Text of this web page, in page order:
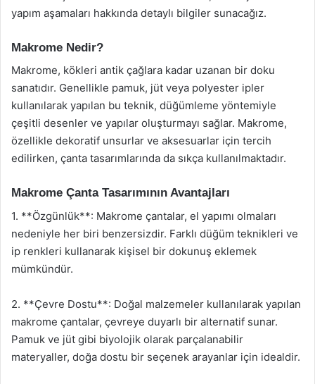
yapım aşamaları hakkında detaylı bilgiler sunacağız.
Makrome Nedir?
Makrome, kökleri antik çağlara kadar uzanan bir doku
sanatıdır. Genellikle pamuk, jüt veya polyester ipler
kullanılarak yapılan bu teknik, düğümleme yöntemiyle
çeşitli desenler ve yapılar oluşturmayı sağlar. Makrome,
özellikle dekoratif unsurlar ve aksesuarlar için tercih
edilirken, çanta tasarımlarında da sıkça kullanılmaktadır.
Makrome Çanta Tasarımının Avantajları
1. **Özgünlük**: Makrome çantalar, el yapımı olmaları
nedeniyle her biri benzersizdir. Farklı düğüm teknikleri ve
ip renkleri kullanarak kişisel bir dokunuş eklemek
mümkündür.
2. **Çevre Dostu**: Doğal malzemeler kullanılarak yapılan
makrome çantalar, çevreye duyarlı bir alternatif sunar.
Pamuk ve jüt gibi biyolojik olarak parçalanabilir
materyaller, doğa dostu bir seçenek arayanlar için idealdir.